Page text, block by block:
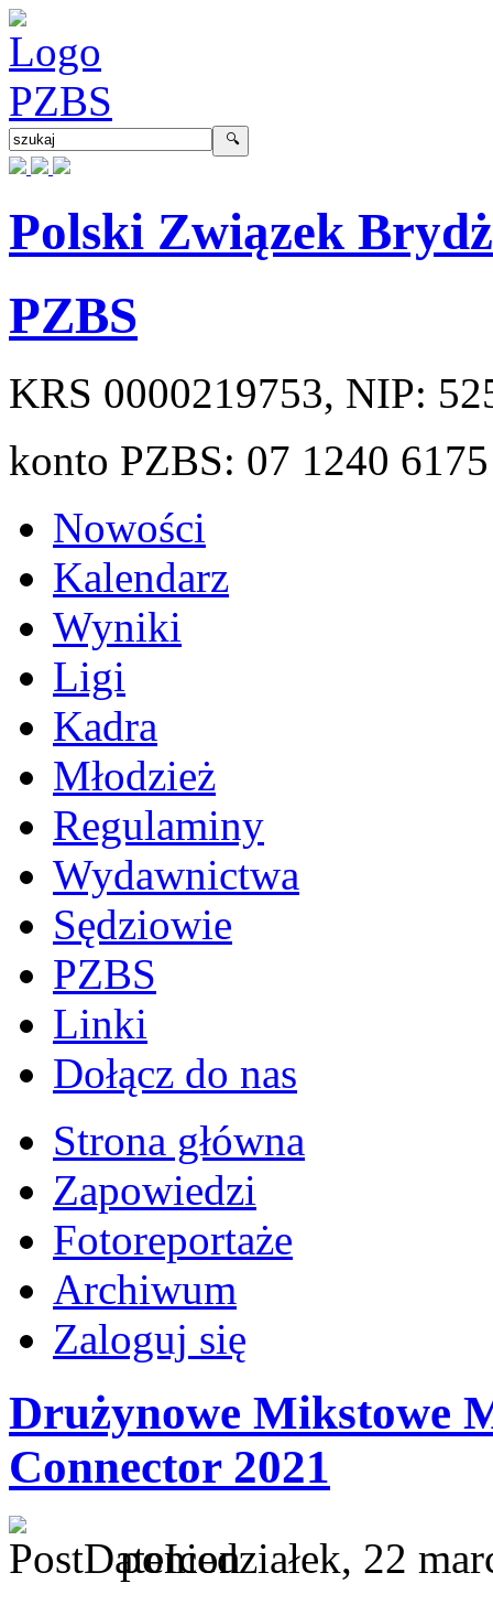
Polski Związek
PZBS
KRS 0000219753, NIP:
konto PZBS: 07 1240
Nowości
Kalendarz
Wyniki
Ligi
Kadra
Młodzież
Regulaminy
Wydawnictwa
Sędziowie
PZBS
Linki
Dołącz do nas
Strona główna
Zapowiedzi
Fotoreportaże
Archiwum
Zaloguj się
Drużynowe Mikstowe
Connector 2021
poniedziałek, 22